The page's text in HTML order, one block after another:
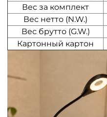
Вес за комплект
Вес нетто (N.W.)
Вес брутто (G.W.)
Картонный картон